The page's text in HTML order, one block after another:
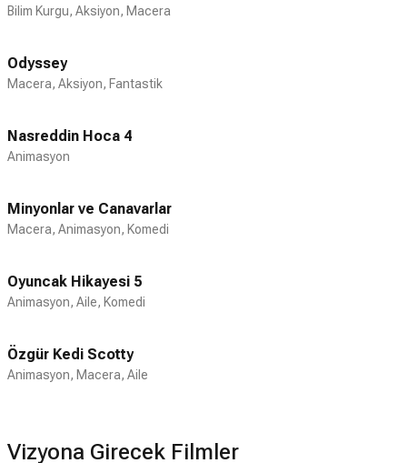
Bilim Kurgu, Aksiyon, Macera
Odyssey
Macera, Aksiyon, Fantastik
Nasreddin Hoca 4
Animasyon
Minyonlar ve Canavarlar
Macera, Animasyon, Komedi
Oyuncak Hikayesi 5
Animasyon, Aile, Komedi
Özgür Kedi Scotty
Animasyon, Macera, Aile
Vizyona Girecek Filmler